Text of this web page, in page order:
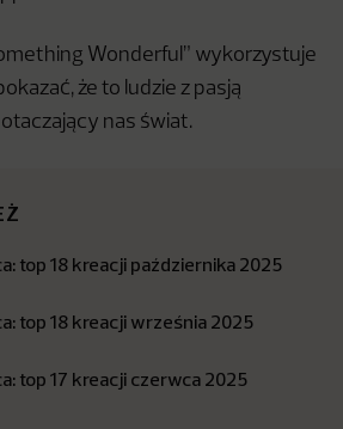
Wonderful” wykorzystuje
że to ludzie z pasją
nas świat.
top 18 kreacji października 2025
top 18 kreacji września 2025
top 17 kreacji czerwca 2025